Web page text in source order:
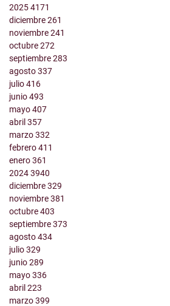
20254171
diciembre261
noviembre241
octubre272
septiembre283
agosto337
julio416
junio493
mayo407
abril357
marzo332
febrero411
enero361
20243940
diciembre329
noviembre381
octubre403
septiembre373
agosto434
julio329
junio289
mayo336
abril223
marzo399